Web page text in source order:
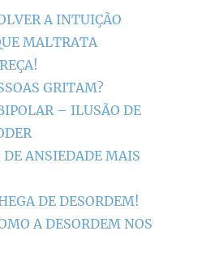
A INTUIÇÃO
MALTRATA
GRITAM?
– ILUSÃO DE
ANSIEDADE MAIS
DE DESORDEM!
A DESORDEM NOS